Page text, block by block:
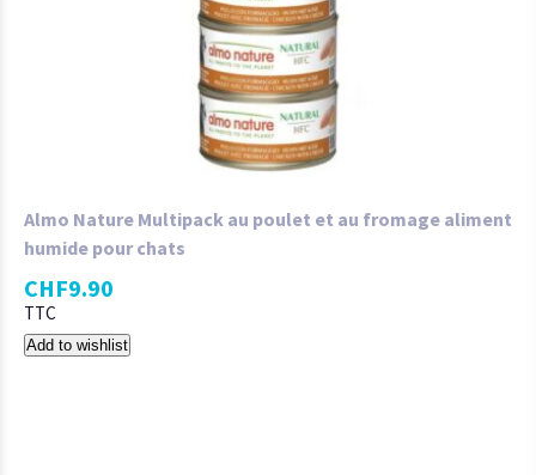
Almo Nature Multipack au poulet et au fromage aliment
humide pour chats
CHF9.90
TTC
Add to wishlist